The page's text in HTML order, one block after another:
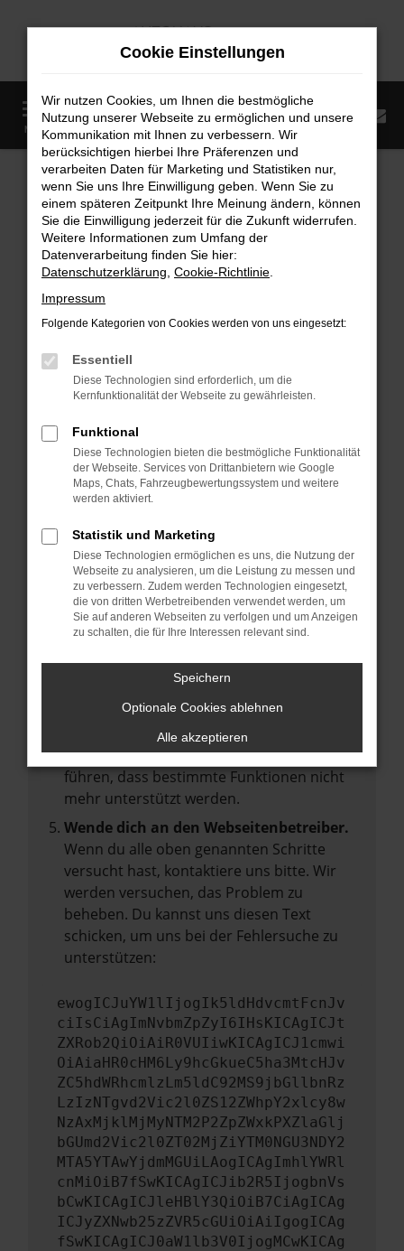
Zum
MENÜ
Startseite Fahrzeugangebote Fahrzeugmarkt
Fahrzeugmarkt
Fehler: Network Error
Beim Laden ist ein Fehler aufgetreten.
Hier sind ein paar Tipps, die dir helfen können:
Überprüfe deine Firewall und deine
Internetverbindung.
deine Suchmaschine?
Prüfe deine Browsererweiterungen.
Manche Erweiterungen, wie Werbeblocker,
können das Laden bestimmter Seiten
anderen Browser oder in einem privaten
Fenster?
Starte dein Gerät neu.
Das kann manchmal helfen,
vorübergehende Probleme zu beheben.
Stelle sicher, dass dein Browser und dein
Betriebssystem auf dem neuesten Stand
Veraltete Software birgt nicht nur ein
Sicherheitsrisiko, sondern kann auch dazu
führen, dass bestimmte Funktionen nicht
mehr unterstützt werden.
Wende dich an den Webseitenbetreiber.
Wenn du alle oben genannten Schritte
versucht hast, kontaktiere uns bitte. Wir
werden versuchen, das Problem zu
beheben. Du kannst uns diesen Text
schicken, um uns bei der Fehlersuche zu
unterstützen:
ewogICJuYW1lIjogIk5ldHdvcmtFcnJv
ciIsCiAgImNvbmZpZyI6IHsKICAgICJt
ZXRob2QiOiAiR0VUIiwKICAgICJ1cmwi
OiAiaHR0cHM6Ly9hcGkueC5ha3MtcHJv
ZC5hdWRhcmlzLm5ldC92MS9jbGllbnRz
LzIzNTgvd2Vic2l0ZS12ZWhpY2xlcy8w
NzAxMjklMjMyNTM2P2ZpZWxkPXZlaGlj
bGUmd2Vic2l0ZT02MjZiYTM0NGU3NDY2
MTA5YTAwYjdmMGUiLAogICAgImhlYWRl
cnMiOiB7fSwKICAgICJib2R5IjogbnVs
bCwKICAgICJleHBlY3QiOiB7CiAgICAg
ICJyZXNwb25zZVR5cGUiOiAiIgogICAg
fSwKICAgICJ0aW1lb3V0IjogMCwKICAg
Cookie Einstellungen
Wir nutzen Cookies, um Ihnen die bestmögliche
Nutzung unserer Webseite zu ermöglichen und unsere
Kommunikation mit Ihnen zu verbessern. Wir
berücksichtigen hierbei Ihre Präferenzen und
verarbeiten Daten für Marketing und Statistiken nur,
wenn Sie uns Ihre Einwilligung geben. Wenn Sie zu
einem späteren Zeitpunkt Ihre Meinung ändern, können
Sie die Einwilligung jederzeit für die Zukunft widerrufen.
Weitere Informationen zum Umfang der
Datenverarbeitung finden Sie hier:
Datenschutzerklärung Cookie-Richtlinie
Impressum
Folgende Kategorien von Cookies werden von uns eingesetzt:
Essentiell
Diese Technologien sind erforderlich, um die
Kernfunktionalität der Webseite zu gewährleisten.
Funktional
Diese Technologien bieten die bestmögliche Funktionalität
der Webseite. Services von Drittanbietern wie Google
Maps, Chats, Fahrzeugbewertungssystem und weitere
werden aktiviert.
Statistik und Marketing
Diese Technologien ermöglichen es uns, die Nutzung der
Webseite zu analysieren, um die Leistung zu messen und
zu verbessern. Zudem werden Technologien eingesetzt,
die von dritten Werbetreibenden verwendet werden, um
Sie auf anderen Webseiten zu verfolgen und um Anzeigen
zu schalten, die für Ihre Interessen relevant sind.
Speichern
Optionale Cookies ablehnen
Alle akzeptieren